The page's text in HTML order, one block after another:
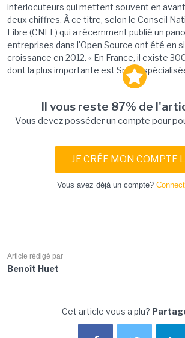
interlocuteurs qui mettent souvent en
deux chiffres. À ce titre, selon le Conseil
Libre (CNLL) qui a récemment publié un
entreprises dans l'Open Source ont été en
croissance en 2012. « En France, il existe
dont la plus importante est Smile)
Il vous reste 87% de
Vous devez posséder un compte pour
JE CRÉE MON COMPTE
Vous avez déjà un compte?
Article rédigé par
Benoît Huet
Cet article vous a plu?